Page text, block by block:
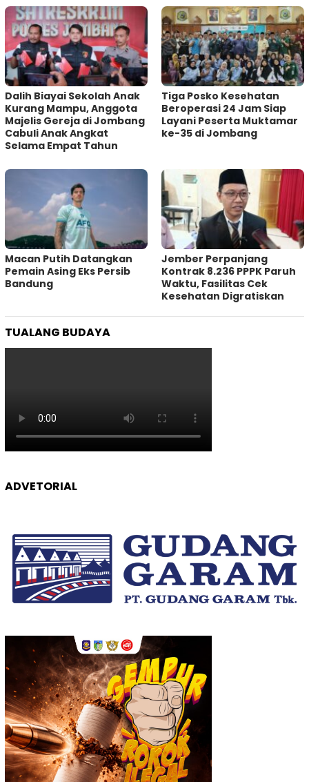
Dalih Biayai Sekolah Anak
Kurang Mampu, Anggota
Majelis Gereja di Jombang
Cabuli Anak Angkat
Selama Empat Tahun
Tiga Posko Kesehatan
Beroperasi 24 Jam Siap
Layani Peserta Muktamar
ke-35 di Jombang
Macan Putih Datangkan
Pemain Asing Eks Persib
Bandung
Jember Perpanjang
Kontrak 8.236 PPPK Paruh
Waktu, Fasilitas Cek
Kesehatan Digratiskan
TUALANG BUDAYA
ADVETORIAL